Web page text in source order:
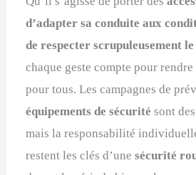
d’adapter sa conduite aux
de respecter scrupuleusement
chaque geste compte pour
pour tous. Les campagnes de
équipements de sécurité sont
mais la responsabilité
restent les clés d’unesécurité